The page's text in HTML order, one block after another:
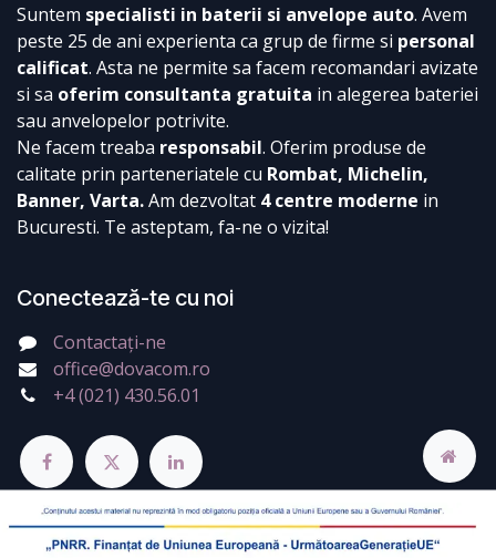
Suntem specialisti in baterii si anvelope auto. Avem
peste 25 de ani experienta ca grup de firme si personal
calificat. Asta ne permite sa facem recomandari avizate
si sa oferim consultanta gratuita in alegerea bateriei
sau anvelopelor potrivite.
Ne facem treaba responsabil. Oferim produse de
calitate prin parteneriatele cu Rombat, Michelin,
Banner, Varta.Am dezvoltat 4 centre moderne in
Bucuresti. Te asteptam, fa-ne o vizita!
Conectează-te cu noi
Contactați-ne
office@dovacom.ro
+4 (021) 430.56.01